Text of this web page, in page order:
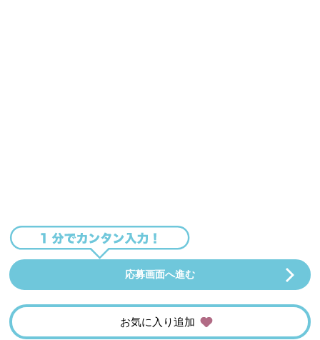
応募画面へ進む
お気に入り追加